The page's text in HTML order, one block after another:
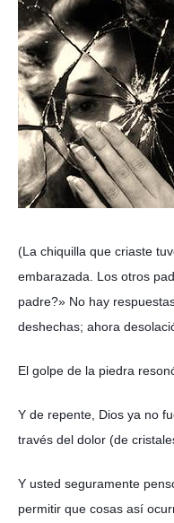
(La chiquilla que criaste
embarazada. Los otros
padre?» No hay
deshechas; ahora
El golpe de la piedra
Y de repente, Dios ya no
través del dolor (de
Y usted seguramente
permitir que cosas así